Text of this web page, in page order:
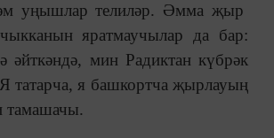
уңышлар телиләр. Әмма җыр
яратмаучылар да бар:
әйткәндә, мин Радиктан күбрәк
татарча, я башкортча җырлауың
тамашачы.